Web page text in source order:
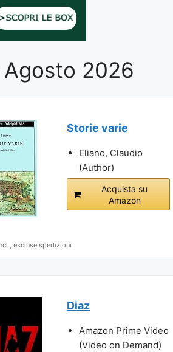
Agosto 2026
Storie varie
Eliano, Claudio
(Author)
Acquista su
Amazon
escluse spedizioni
Diaz
Amazon Prime Video
(Video on Demand)